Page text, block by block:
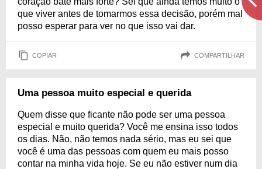
que viver antes de tomarmos essa decisão, porém mal
posso esperar para ver no que isso vai dar.
COPIAR COMPARTILHAR
Uma pessoa muito especial e querida
Quem disse que ficante não pode ser uma pessoa
especial e muito querida? Você me ensina isso todos
os dias. Não, não temos nada sério, mas eu sei que
você é uma das pessoas com quem eu mais posso
contar na minha vida hoje. Se eu não estiver num dia